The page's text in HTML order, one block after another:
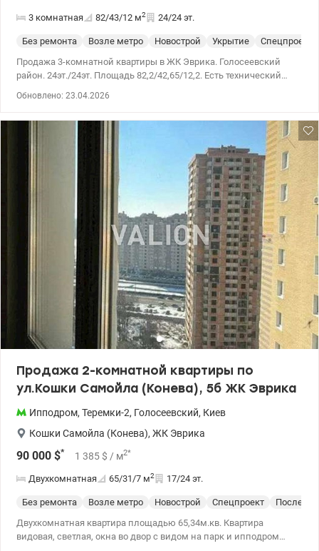
3 комнатная 82/43/12 м2 24/24 эт.
Без ремонта Возле метро Новострой Укрытие
Спецпроект
Продажа 3-комнатной квартиры в ЖК Эврика. Голосеевский
район. 24эт./24эт. Площадь 82,2/42,65/12,2. Есть технический
есть вода, тепло, работает лифт. Организован собственный
кооператив. Удобная инфраструктура: парк, озеро, магазины,
супермаркеты, ТРЦ Республика, спортивный комплекс
СпортЛайф с бассейном. Пешком до станции метро Ипподром 5-
8 минут, до станции метро Выставочный центр (ВДНХ) до 15
Обновлено: 23.04.2026
Продажа 2-комнатной квартиры по
ул.Кошки Самойла (Конева), 5б ЖК Эврика
Ипподром, Теремки-2, Голосеевский, Киев
Кошки Самойла (Конева), ЖК Эврика
90 000 $* 1 385 $ / м2*
Двухкомнатная 65/31/7 м2 17/24 эт.
Без ремонта Возле метро Новострой Спецпроект
После
Двухкомнатная квартира площадью 65,34м.кв. Квартира
видовая, светлая, окна во двор с видом на парк и ипподром